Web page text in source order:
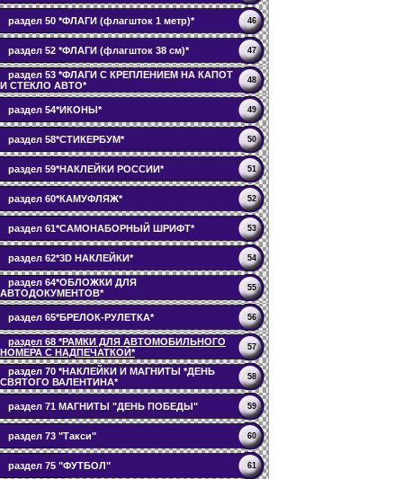
раздел 50 *ФЛАГИ (флагшток 1 метр)* 46
раздел 52 *ФЛАГИ (флагшток 38 см)* 47
раздел 53 *ФЛАГИ С КРЕПЛЕНИЕМ НА КАПОТ
И СТЕКЛО АВТО*
48
раздел 54*ИКОНЫ* 49
раздел 58*СТИКЕРБУМ* 50
раздел 59*НАКЛЕЙКИ РОССИИ* 51
раздел 60*КАМУФЛЯЖ* 52
раздел 61*САМОНАБОРНЫЙ ШРИФТ* 53
раздел 62*3D НАКЛЕЙКИ* 54
раздел 64*ОБЛОЖКИ ДЛЯ
АВТОДОКУМЕНТОВ*
55
раздел 65*БРЕЛОК-РУЛЕТКА* 56
раздел 68 *РАМКИ ДЛЯ АВТОМОБИЛЬНОГО
НОМЕРА С НАДПЕЧАТКОЙ*
57
раздел 70 *НАКЛЕЙКИ И МАГНИТЫ *ДЕНЬ
СВЯТОГО ВАЛЕНТИНА*
58
раздел 71 МАГНИТЫ "ДЕНЬ ПОБЕДЫ" 59
раздел 73 "Такси" 60
раздел 75 "ФУТБОЛ" 61